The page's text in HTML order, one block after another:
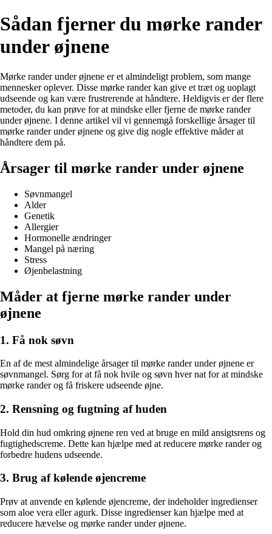
Sådan fjerner du mørke rander
under øjnene
Mørke rander under øjnene er et almindeligt problem, som mange
mennesker oplever. Disse mørke rander kan give et træt og uoplagt
udseende og kan være frustrerende at håndtere. Heldigvis er der flere
metoder, du kan prøve for at mindske eller fjerne de mørke rander
under øjnene. I denne artikel vil vi gennemgå forskellige årsager til
mørke rander under øjnene og give dig nogle effektive måder at
håndtere dem på.
Årsager til mørke rander under øjnene
Søvnmangel
Alder
Genetik
Allergier
Hormonelle ændringer
Mangel på næring
Stress
Øjenbelastning
Måder at fjerne mørke rander under
øjnene
1. Få nok søvn
En af de mest almindelige årsager til mørke rander under øjnene er
søvnmangel. Sørg for at få nok hvile og søvn hver nat for at mindske
mørke rander og få friskere udseende øjne.
2. Rensning og fugtning af huden
Hold din hud omkring øjnene ren ved at bruge en mild ansigtsrens og
fugtighedscreme. Dette kan hjælpe med at reducere mørke rander og
forbedre hudens udseende.
3. Brug af kølende øjencreme
Prøv at anvende en kølende øjencreme, der indeholder ingredienser
som aloe vera eller agurk. Disse ingredienser kan hjælpe med at
reducere hævelse og mørke rander under øjnene.